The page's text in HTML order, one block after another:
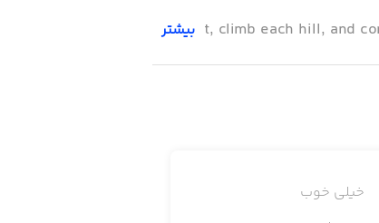
Run fast, climb each hill, and
Collect gems on your path,
بیشتر
خیلی خوب